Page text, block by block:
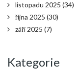
listopadu 2025 (34)
října 2025 (30)
září 2025 (7)
Kategorie